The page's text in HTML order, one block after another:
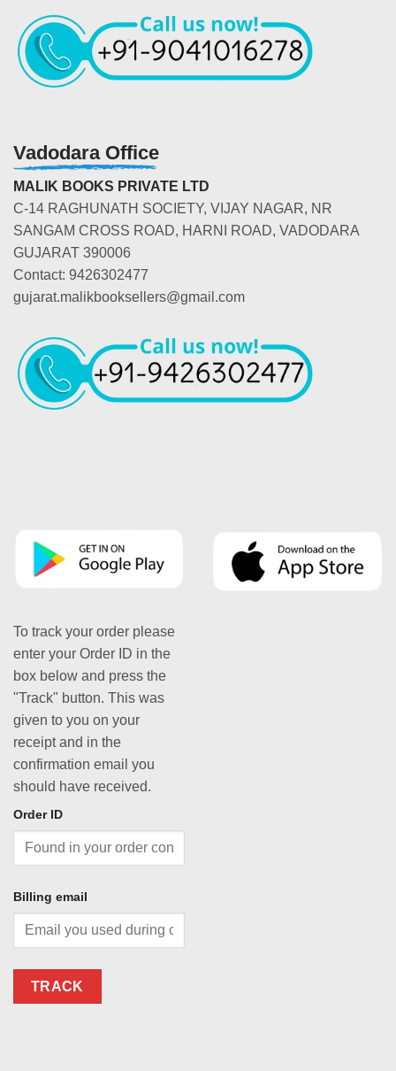
Vadodara Office
MALIK BOOKS PRIVATE LTD
C-14 RAGHUNATH SOCIETY, VIJAY NAGAR, NR
SANGAM CROSS ROAD, HARNI ROAD, VADODARA
GUJARAT 390006
Contact: 9426302477
gujarat.malikbooksellers@gmail.com
To track your order please
enter your Order ID in the
box below and press the
"Track" button. This was
given to you on your
receipt and in the
confirmation email you
should have received.
Order ID
Billing email
TRACK